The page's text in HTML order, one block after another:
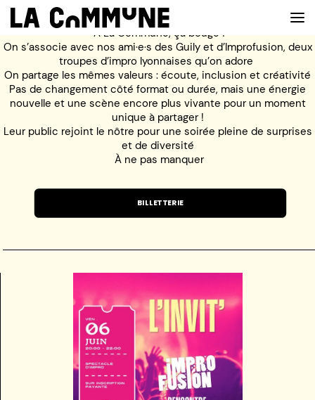
VOIR LA CARTE
CHEFS
PROG’
BAR
PRIVATISER
RESERVER
À PROPOS
À La Commune, ça bouge !
On s’associe avec nos ami·e·s des Guily et d’Improfusion, deux
troupes d’impro lyonnaises qu’on adore
On partage les mêmes valeurs : écoute, inclusion et créativité
Pas de changement côté format ou durée, mais une énergie
nouvelle et une scène encore plus vivante pour un moment
unique à partager !
Leur public rejoint le nôtre pour une soirée pleine de surprises
et de diversité
À ne pas manquer
BILLETTERIE